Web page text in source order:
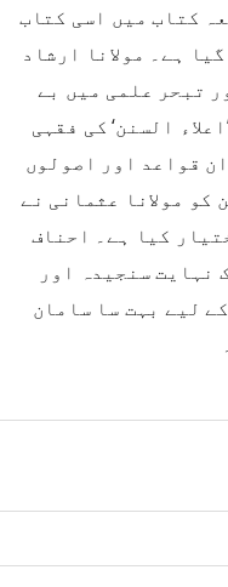
کتاب میں اسی کتاب
ہے۔ مولانا ارشاد
تبحر علمی میں بے
السنن‘ کی فقہی
قواعد اور اصولوں
کو مولانا عثمانی نے
کیا ہے۔ احناف
نہایت سنجیدہ اور
لیے بہت سا سامان